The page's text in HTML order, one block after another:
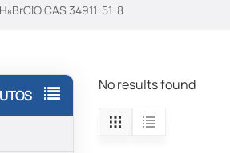
CAS 34911-51-8
No results found